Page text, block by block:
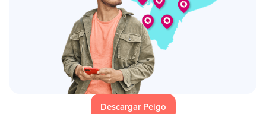
Descargar Peigo